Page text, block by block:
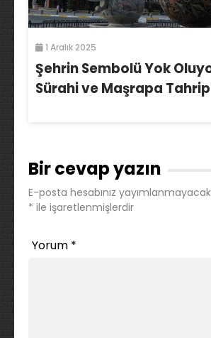
1 Aralık 2025
Şehrin Sembolü Yok
Sürahi ve Maşrapa
Bir cevap yazın
E-posta hesabınız
* ile işaretlenmişlerdir
Yorum *